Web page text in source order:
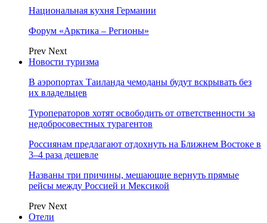
Национальная кухня Германии
Форум «Арктика – Регионы»
Prev Next
Новости туризма
В аэропортах Таиланда чемоданы будут вскрывать без
их владельцев
Туроператоров хотят освободить от ответственности за
недобросовестных турагентов
Россиянам предлагают отдохнуть на Ближнем Востоке в
3–4 раза дешевле
Названы три причины, мешающие вернуть прямые
рейсы между Россией и Мексикой
Prev Next
Отели